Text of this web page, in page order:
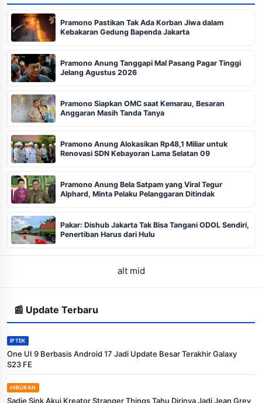
Pramono Pastikan Tak Ada Korban Jiwa dalam
Kebakaran Gedung Bapenda Jakarta
Pramono Anung Tanggapi Mal Pasang Pagar Tinggi
Jelang Agustus 2026
Pramono Siapkan OMC saat Kemarau, Besaran
Anggaran Masih Tanda Tanya
Pramono Anung Alokasikan Rp48,1 Miliar untuk
Renovasi SDN Kebayoran Lama Selatan 09
Pramono Anung Bela Satpam yang Viral Tegur
Alphard, Minta Pelaku Pelanggaran Ditindak
Pakar: Dishub Jakarta Tak Bisa Tangani ODOL Sendiri,
Penertiban Harus dari Hulu
alt mid
📰 Update Terbaru
IPTEK
One UI 9 Berbasis Android 17 Jadi Update Besar Terakhir Galaxy
S23 FE
HIBURAN
Sadie Sink Akui Kreator Stranger Things Tahu Dirinya Jadi Jean Grey